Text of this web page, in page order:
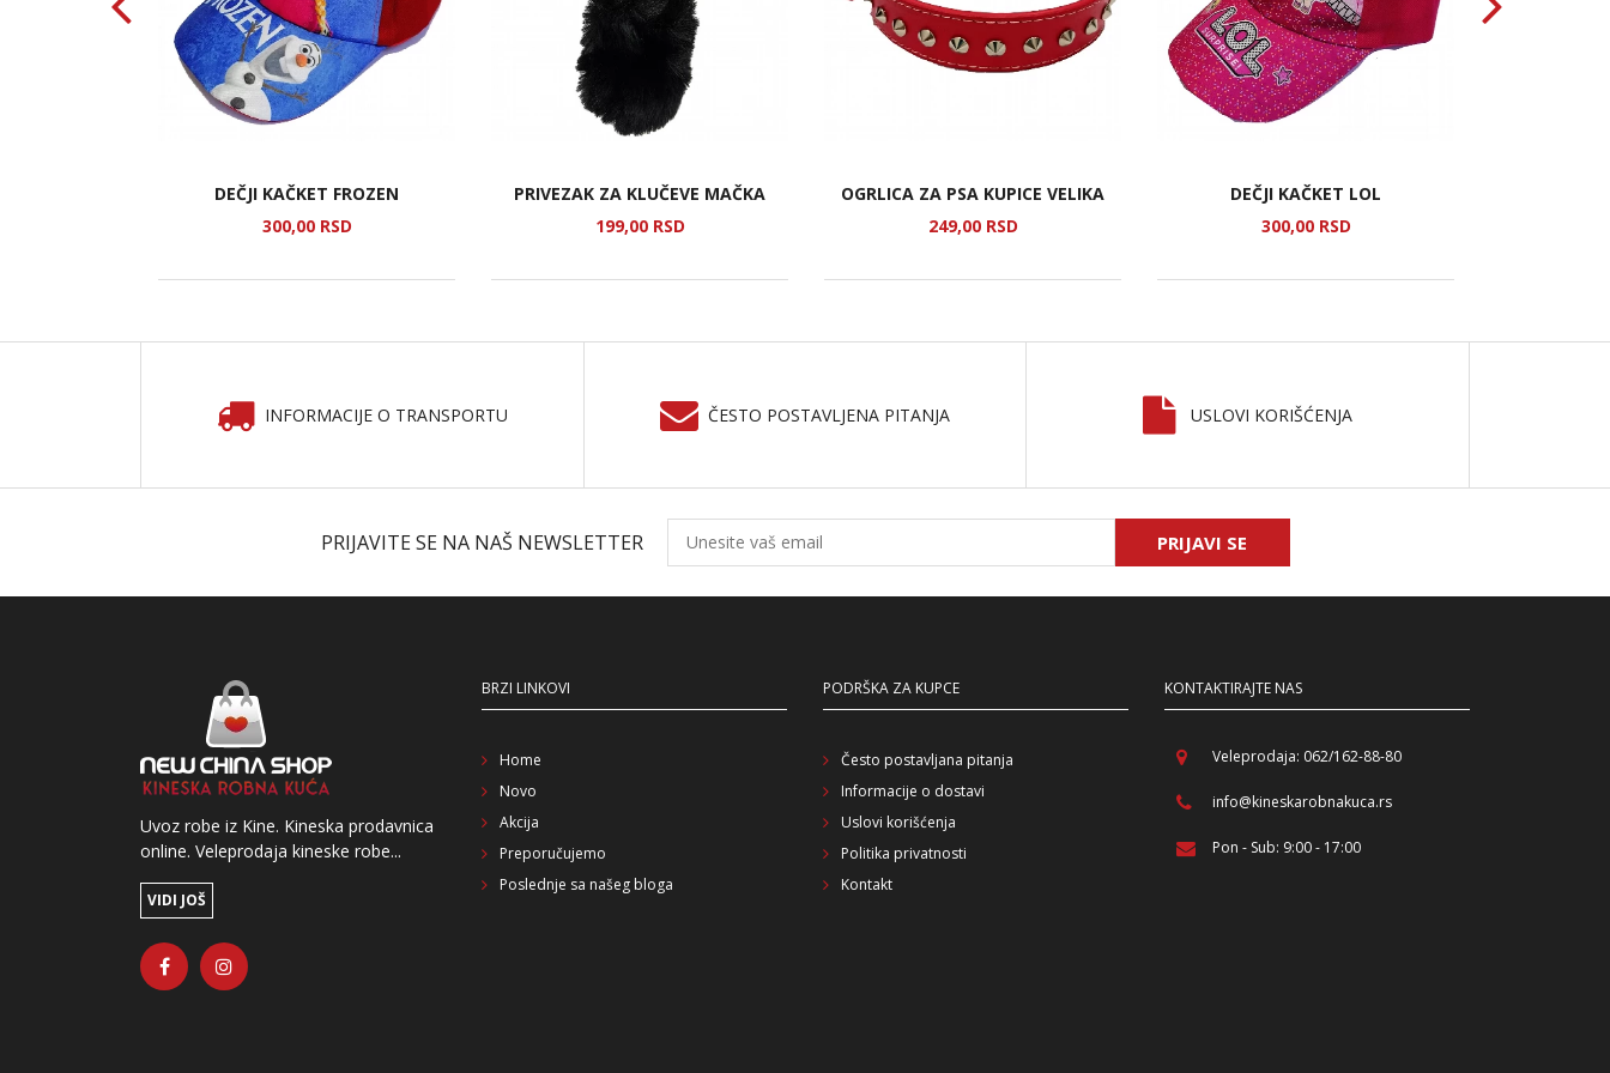
DEČJI KAČKET FROZEN
300,00 RSD
PRIVEZAK ZA KLUČEVE MAČKA
199,00 RSD
OGRLICA ZA PSA KUPICE VELIKA
249,00 RSD
DEČJI KAČKET LOL
300,00 RSD
INFORMACIJE O TRANSPORTU ČESTO POSTAVLJENA PITANJA USLOVI KORIŠĆENJA
PRIJAVITE SE NA NAŠ NEWSLETTER PRIJAVI SE
Uvoz robe iz Kine. Kineska prodavnica
online. Veleprodaja kineske robe...
VIDI JOŠ
BRZI LINKOVI
Home
Novo
Akcija
Preporučujemo
Poslednje sa našeg bloga
PODRŠKA ZA KUPCE
Često postavljana pitanja
Informacije o dostavi
Uslovi korišćenja
Politika privatnosti
Kontakt
KONTAKTIRAJTE NAS
Veleprodaja: 062/162-88-80
info@kineskarobnakuca.rs
Pon - Sub: 9:00 - 17:00